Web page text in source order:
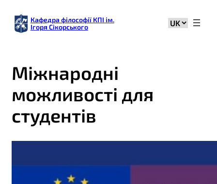
Кафедра філософії КПІ ім.
Ігоря Сікорського
Вибрати
Міжнародні
можливості для
студентів